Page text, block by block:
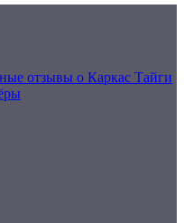
отзывы о Каркас Тайги